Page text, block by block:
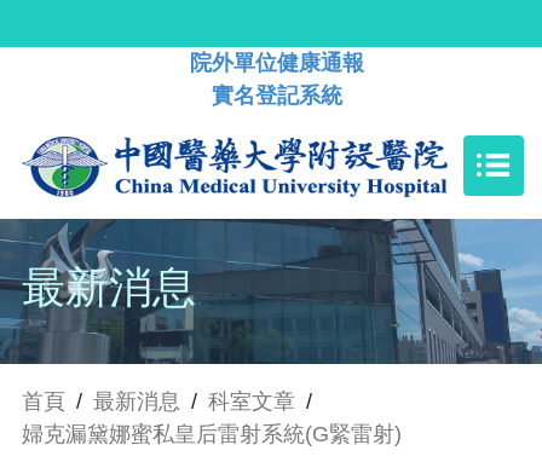
院外單位健康通報
實名登記系統
最新消息
首頁 / 最新消息 / 科室文章 /
婦克漏黛娜蜜私皇后雷射系統(G緊雷射)